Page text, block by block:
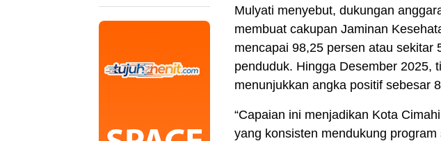
Mulyati menyebut, dukungan
membuat cakupan Jaminan
mencapai 98,25 persen atau sekitar
penduduk. Hingga Desember 2025,
menunjukkan angka positif sebesar
“Capaian ini menjadikan Kota
yang konsisten mendukung